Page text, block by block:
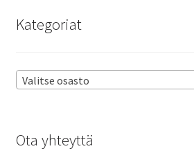
Kategoriat
Valitse osasto
Ota yhteyttä